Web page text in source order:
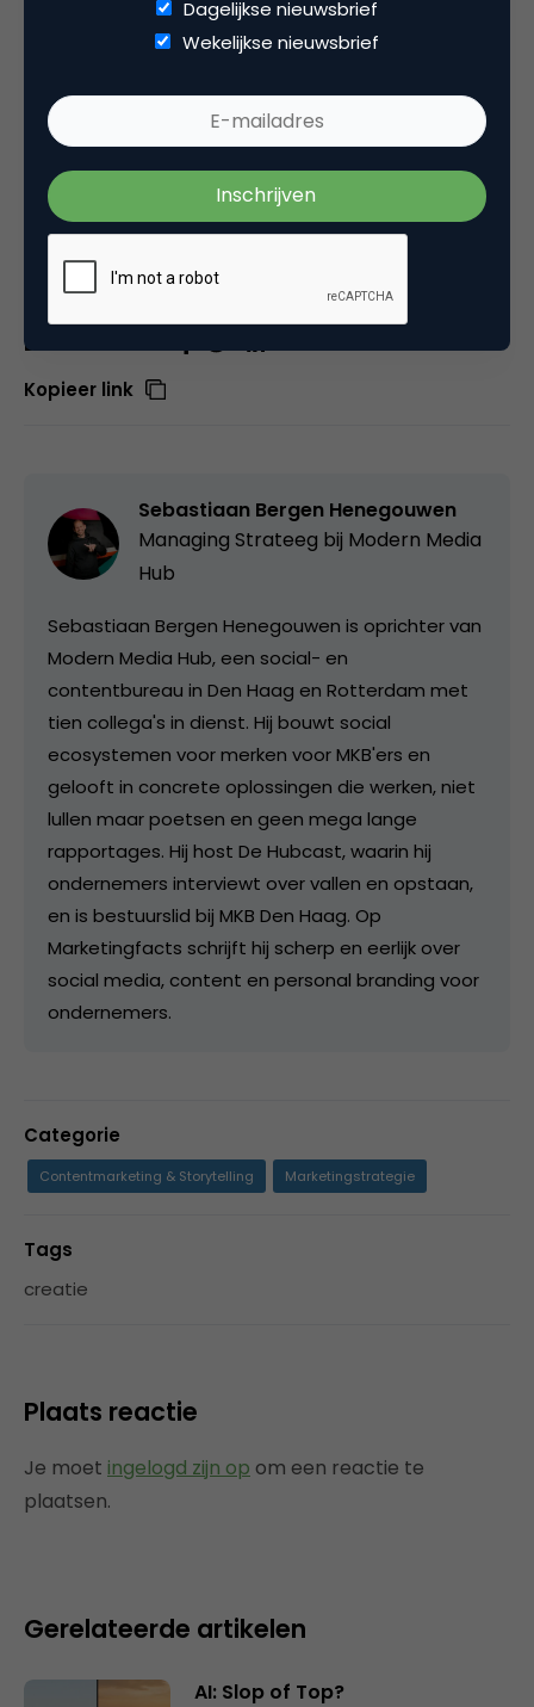
controle. Maar je hebt geen miljoenenbudget nodig
om die les toe te passen. Je hebt vertrouwen nodig,
en de discipline om je er even niet mee te
bemoeien.
Je huurt een creator in voor zijn instinct. Laat
hem of haar dan ook zijn magie doen.
Deel dit artikel
Kopieer link
Sebastiaan Bergen Henegouwen
Managing Strateeg bij Modern Media
Hub
Sebastiaan Bergen Henegouwen is oprichter van
Modern Media Hub, een social- en
contentbureau in Den Haag en Rotterdam met
tien collega's in dienst. Hij bouwt social
ecosystemen voor merken voor MKB'ers en
gelooft in concrete oplossingen die werken, niet
lullen maar poetsen en geen mega lange
rapportages. Hij host De Hubcast, waarin hij
ondernemers interviewt over vallen en opstaan,
en is bestuurslid bij MKB Den Haag. Op
Marketingfacts schrijft hij scherp en eerlijk over
social media, content en personal branding voor
ondernemers.
Categorie
Contentmarketing & Storytelling Marketingstrategie
Tags
creatie
Plaats reactie
Je moet ingelogd zijn op om een reactie te
plaatsen.
Gerelateerde artikelen
AI: Slop of Top?
Dagelijkse nieuwsbrief
Wekelijkse nieuwsbrief